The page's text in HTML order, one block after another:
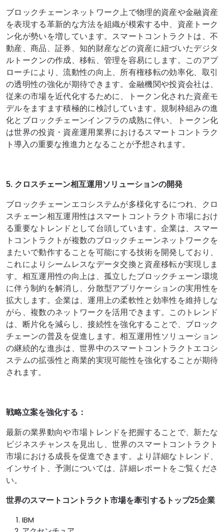
ブロックチェーンネットワーク上で物理的資産や金融資産
を表現する革新的な方法を組織が模索する中、資産トーク
ン化が勢いを増しています。スマートコントラクトは、不
動産、商品、証券、知的財産などの資産に紐づいたデジタ
ルトークンの作成、移転、管理を容易にします。このアプ
ローチにより、流動性の向上、所有権移転の効率化、取引
の透明性の強化が期待できます。金融機関や投資会社は、
従来の市場を近代化するために、トークン化された資産モ
デルをますます積極的に検討しています。規制枠組みの進
化とブロックチェーンインフラの成熟に伴い、トークン化
は世界の投資・資産運用業界におけるスマートコントラク
ト導入の重要な推進力となることが予想されます。
5. クロスチェーン相互運用ソリューションの開発
ブロックチェーンエコシステムが多様化するにつれ、クロ
スチェーン相互運用性はスマートコントラクト市場におけ
る重要なトレンドとして台頭しています。企業は、スマー
トコントラクトが複数のブロックチェーンネットワークを
またいで動作することを可能にする技術を開発しており、
これによりシームレスなデータ交換と資産移転が実現しま
す。相互運用性の向上は、孤立したブロックチェーン環境
に伴う制約を解消し、分散型アプリケーションの実用性を
拡大します。企業は、運用上の柔軟性と効率性を維持しな
がら、複数のネットワークを活用できます。このトレンド
は、断片化を減らし、接続性を強化することで、ブロック
チェーンの普及を促進します。相互運用性ソリューション
の継続的な進歩は、世界中のスマートコントラクトエコシ
ステムの拡張性と商業的実現可能性を強化することが期待
されます。
戦略立案を強化する：
最新の業界動向や市場トレンドを把握することで、新たな
ビジネスチャンスを見出し、世界のスマートコントラクト
市場における成長を促進できます。より詳細なトレンド、
インサイト、予測については、詳細レポートをご覧くださ
い。
世界のスマートコントラクト市場を牽引するトップ25企業
IBM